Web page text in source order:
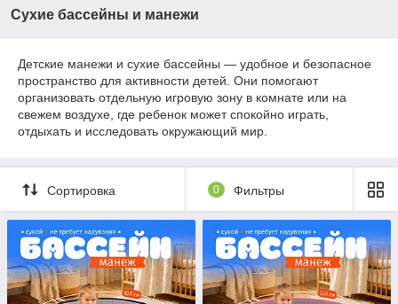
Сухие бассейны и манежи
Детские манежи и сухие бассейны — удобное и безопасное
пространство для активности детей. Они помогают
организовать отдельную игровую зону в комнате или на
свежем воздухе, где ребенок может спокойно играть,
отдыхать и исследовать окружающий мир.
Сортировка 0 Фильтры